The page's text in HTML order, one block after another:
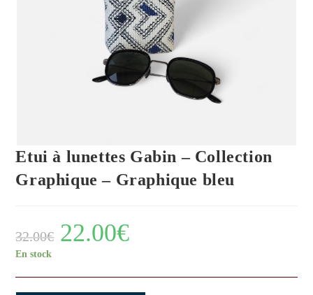
Etui à lunettes Gabin – Collection
Graphique – Graphique bleu
32.00€ 22.00€
En stock